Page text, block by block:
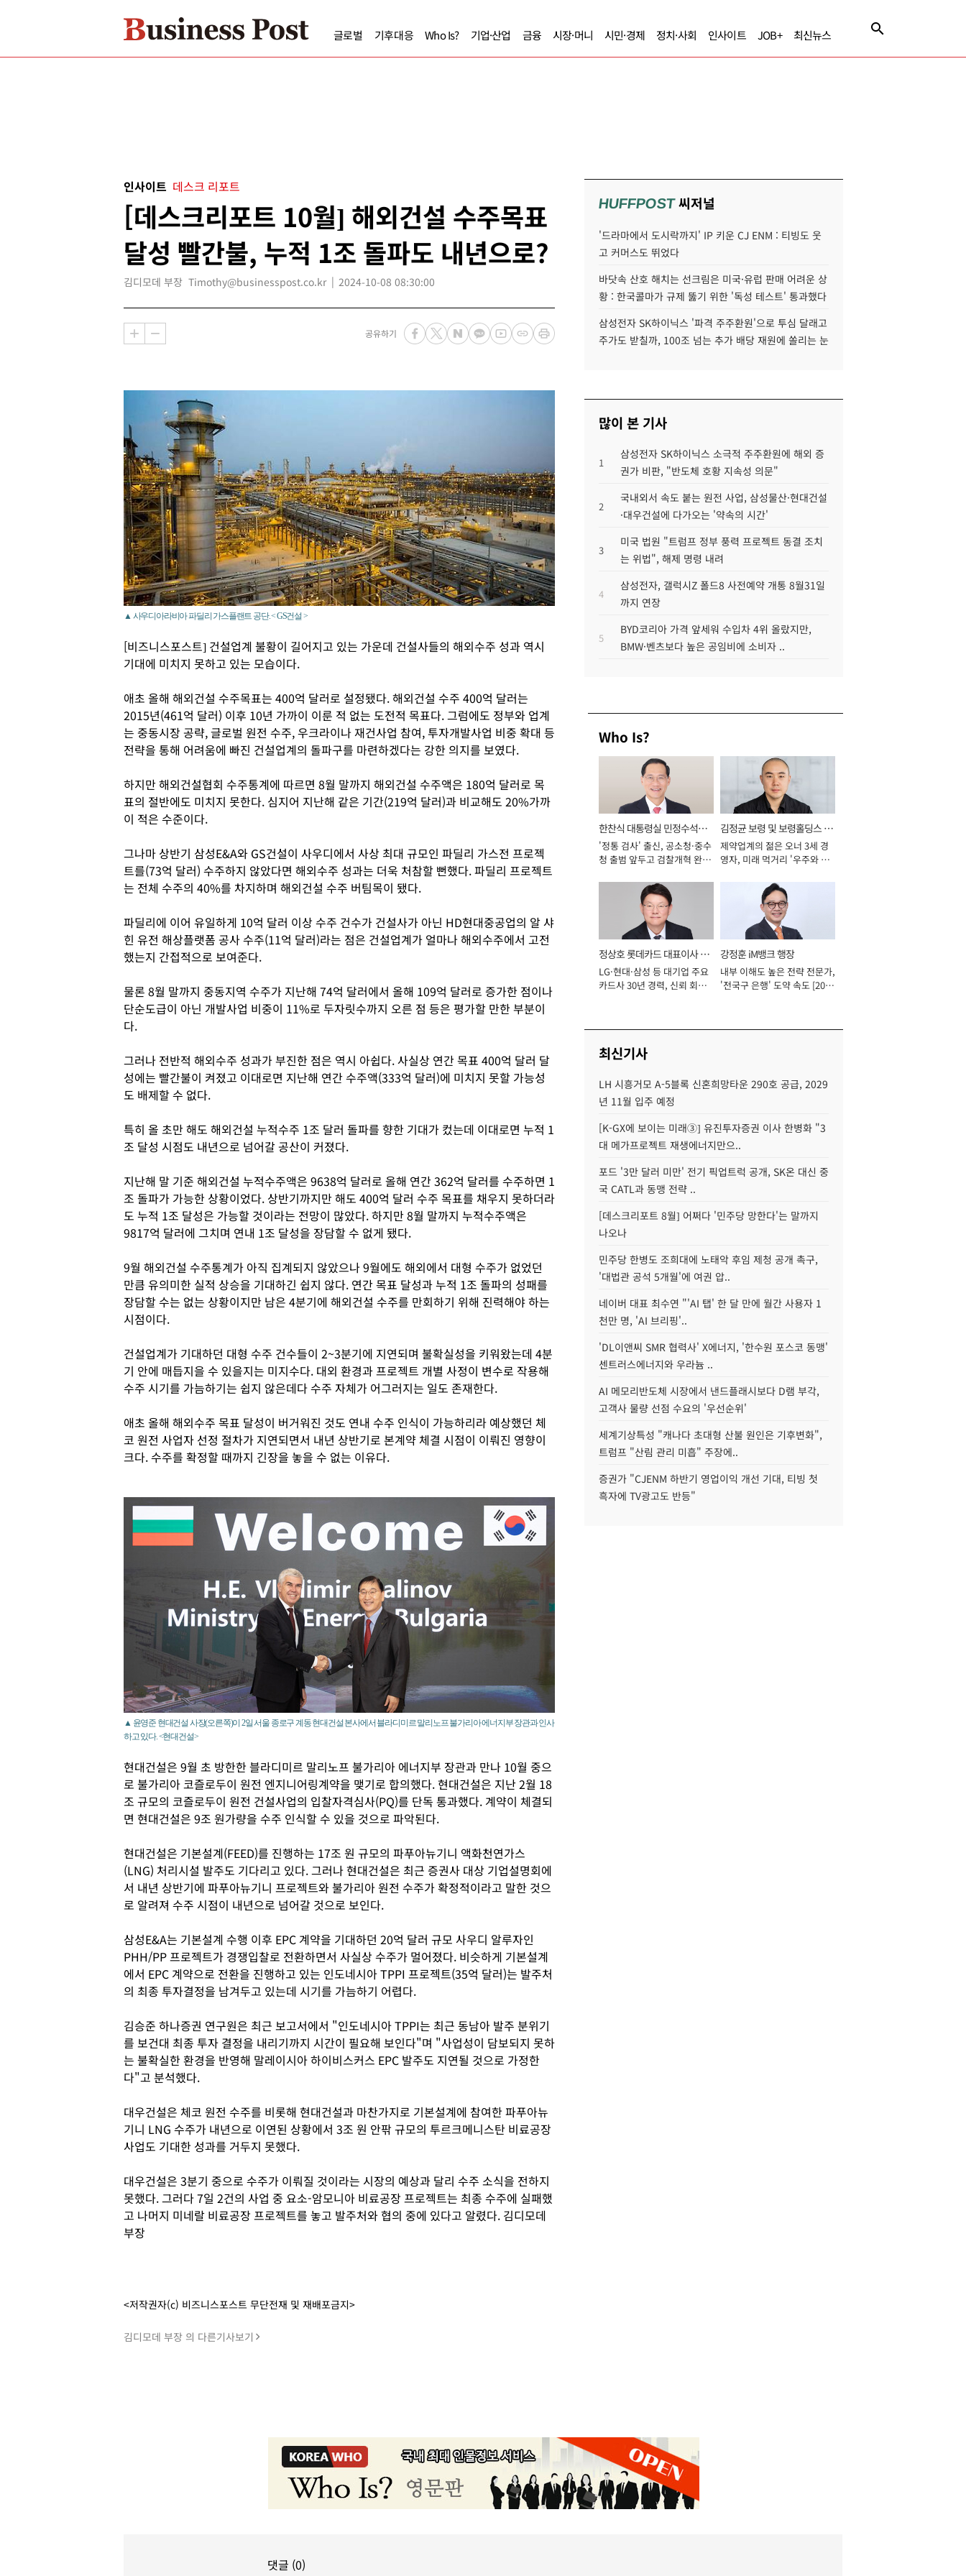
글로벌 기후대응 Who Is? 기업·산업 금융 시장·머니 시민·경제 정치·사회 인사이트 JOB+ 최신뉴스
인사이트 데스크 리포트
[데스크리포트 10월] 해외건설 수주목표
달성 빨간불, 누적 1조 돌파도 내년으로?
김디모데 부장 Timothy@businesspost.co.kr 2024-10-08 08:30:00
공유하기
▲ 사우디아라비아 파딜리 가스플랜트 공단. < GS건설 >
[비즈니스포스트] 건설업계 불황이 길어지고 있는 가운데 건설사들의 해외수주 성과 역시
기대에 미치지 못하고 있는 모습이다.
애초 올해 해외건설 수주목표는 400억 달러로 설정됐다. 해외건설 수주 400억 달러는
2015년(461억 달러) 이후 10년 가까이 이룬 적 없는 도전적 목표다. 그럼에도 정부와 업계
는 중동시장 공략, 글로벌 원전 수주, 우크라이나 재건사업 참여, 투자개발사업 비중 확대 등
전략을 통해 어려움에 빠진 건설업계의 돌파구를 마련하겠다는 강한 의지를 보였다.
하지만 해외건설협회 수주통계에 따르면 8월 말까지 해외건설 수주액은 180억 달러로 목
표의 절반에도 미치지 못한다. 심지어 지난해 같은 기간(219억 달러)과 비교해도 20%가까
이 적은 수준이다.
그나마 상반기 삼성E&A와 GS건설이 사우디에서 사상 최대 규모인 파딜리 가스전 프로젝
트를(73억 달러) 수주하지 않았다면 해외수주 성과는 더욱 처참할 뻔했다. 파딜리 프로젝트
는 전체 수주의 40%를 차지하며 해외건설 수주 버팀목이 됐다.
파딜리에 이어 유일하게 10억 달러 이상 수주 건수가 건설사가 아닌 HD현대중공업의 알 샤
힌 유전 해상플랫폼 공사 수주(11억 달러)라는 점은 건설업계가 얼마나 해외수주에서 고전
했는지 간접적으로 보여준다.
물론 8월 말까지 중동지역 수주가 지난해 74억 달러에서 올해 109억 달러로 증가한 점이나
단순도급이 아닌 개발사업 비중이 11%로 두자릿수까지 오른 점 등은 평가할 만한 부분이
다.
그러나 전반적 해외수주 성과가 부진한 점은 역시 아쉽다. 사실상 연간 목표 400억 달러 달
성에는 빨간불이 켜졌고 이대로면 지난해 연간 수주액(333억 달러)에 미치지 못할 가능성
도 배제할 수 없다.
특히 올 초만 해도 해외건설 누적수주 1조 달러 돌파를 향한 기대가 컸는데 이대로면 누적 1
조 달성 시점도 내년으로 넘어갈 공산이 커졌다.
지난해 말 기준 해외건설 누적수주액은 9638억 달러로 올해 연간 362억 달러를 수주하면 1
조 돌파가 가능한 상황이었다. 상반기까지만 해도 400억 달러 수주 목표를 채우지 못하더라
도 누적 1조 달성은 가능할 것이라는 전망이 많았다. 하지만 8월 말까지 누적수주액은
9817억 달러에 그치며 연내 1조 달성을 장담할 수 없게 됐다.
9월 해외건설 수주통계가 아직 집계되지 않았으나 9월에도 해외에서 대형 수주가 없었던
만큼 유의미한 실적 상승을 기대하긴 쉽지 않다. 연간 목표 달성과 누적 1조 돌파의 성패를
장담할 수는 없는 상황이지만 남은 4분기에 해외건설 수주를 만회하기 위해 진력해야 하는
시점이다.
건설업계가 기대하던 대형 수주 건수들이 2~3분기에 지연되며 불확실성을 키워왔는데 4분
기 안에 매듭지을 수 있을지는 미지수다. 대외 환경과 프로젝트 개별 사정이 변수로 작용해
수주 시기를 가늠하기는 쉽지 않은데다 수주 자체가 어그러지는 일도 존재한다.
애초 올해 해외수주 목표 달성이 버거워진 것도 연내 수주 인식이 가능하리라 예상했던 체
코 원전 사업자 선정 절차가 지연되면서 내년 상반기로 본계약 체결 시점이 이뤄진 영향이
크다. 수주를 확정할 때까지 긴장을 놓을 수 없는 이유다.
▲ 윤영준 현대건설 사장(오른쪽)이 2일 서울 종로구 계동 현대건설 본사에서 블라디미르 말리노프 불가리아 에너지부 장관과 인사
하고 있다. <현대건설>
현대건설은 9월 초 방한한 블라디미르 말리노프 불가리아 에너지부 장관과 만나 10월 중으
로 불가리아 코즐로두이 원전 엔지니어링계약을 맺기로 합의했다. 현대건설은 지난 2월 18
조 규모의 코즐로두이 원전 건설사업의 입찰자격심사(PQ)를 단독 통과했다. 계약이 체결되
면 현대건설은 9조 원가량을 수주 인식할 수 있을 것으로 파악된다.
현대건설은 기본설계(FEED)를 진행하는 17조 원 규모의 파푸아뉴기니 액화천연가스
(LNG) 처리시설 발주도 기다리고 있다. 그러나 현대건설은 최근 증권사 대상 기업설명회에
서 내년 상반기에 파푸아뉴기니 프로젝트와 불가리아 원전 수주가 확정적이라고 말한 것으
로 알려져 수주 시점이 내년으로 넘어갈 것으로 보인다.
삼성E&A는 기본설계 수행 이후 EPC 계약을 기대하던 20억 달러 규모 사우디 알루자인
PHH/PP 프로젝트가 경쟁입찰로 전환하면서 사실상 수주가 멀어졌다. 비슷하게 기본설계
에서 EPC 계약으로 전환을 진행하고 있는 인도네시아 TPPI 프로젝트(35억 달러)는 발주처
의 최종 투자결정을 남겨두고 있는데 시기를 가늠하기 어렵다.
김승준 하나증권 연구원은 최근 보고서에서 "인도네시아 TPPI는 최근 동남아 발주 분위기
를 보건대 최종 투자 결정을 내리기까지 시간이 필요해 보인다"며 "사업성이 담보되지 못하
는 불확실한 환경을 반영해 말레이시아 하이비스커스 EPC 발주도 지연될 것으로 가정한
다"고 분석했다.
대우건설은 체코 원전 수주를 비롯해 현대건설과 마찬가지로 기본설계에 참여한 파푸아뉴
기니 LNG 수주가 내년으로 이연된 상황에서 3조 원 안팎 규모의 투르크메니스탄 비료공장
사업도 기대한 성과를 거두지 못했다.
대우건설은 3분기 중으로 수주가 이뤄질 것이라는 시장의 예상과 달리 수주 소식을 전하지
못했다. 그러다 7일 2건의 사업 중 요소-암모니아 비료공장 프로젝트는 최종 수주에 실패했
고 나머지 미네랄 비료공장 프로젝트를 놓고 발주처와 협의 중에 있다고 알렸다. 김디모데
부장
<저작권자(c) 비즈니스포스트 무단전재 및 재배포금지>
김디모데 부장 의 다른기사보기
HUFFPOST씨저널
'드라마에서 도시락까지' IP 키운 CJ ENM : 티빙도 웃
고 커머스도 뛰었다
바닷속 산호 해치는 선크림은 미국·유럽 판매 어려운 상
황 : 한국콜마가 규제 뚫기 위한 '독성 테스트' 통과했다
삼성전자 SK하이닉스 '파격 주주환원'으로 투심 달래고
주가도 받칠까, 100조 넘는 추가 배당 재원에 쏠리는 눈
많이 본 기사
1
삼성전자 SK하이닉스 소극적 주주환원에 해외 증
권가 비판, "반도체 호황 지속성 의문"
2
국내외서 속도 붙는 원전 사업, 삼성물산·현대건설
·대우건설에 다가오는 '약속의 시간'
3
미국 법원 "트럼프 정부 풍력 프로젝트 동결 조치
는 위법", 해제 명령 내려
4
삼성전자, 갤럭시Z 폴드8 사전예약 개통 8월31일
까지 연장
5
BYD코리아 가격 앞세워 수입차 4위 올랐지만,
BMW·벤츠보다 높은 공임비에 소비자 ..
Who Is?
한찬식 대통령실 민정수석비
서관
'정통 검사' 출신, 공소청·중수
청 출범 앞두고 검찰개혁 완수
김정균 보령 및 보령홀딩스 대
표이사 사장
제약업계의 젊은 오너 3세 경
영자, 미래 먹거리 '우주와 헬
정상호 롯데카드 대표이사 사
장
LG·현대·삼성 등 대기업 주요
카드사 30년 경력, 신뢰 회복
강정훈 iM뱅크 행장
내부 이해도 높은 전략 전문가,
'전국구 은행' 도약 속도 [2026
최신기사
LH 시흥거모 A-5블록 신혼희망타운 290호 공급, 2029
년 11월 입주 예정
[K-GX에 보이는 미래③] 유진투자증권 이사 한병화 "3
대 메가프로젝트 재생에너지만으..
포드 '3만 달러 미만' 전기 픽업트럭 공개, SK온 대신 중
국 CATL과 동맹 전략 ..
[데스크리포트 8월] 어쩌다 '민주당 망한다'는 말까지
나오나
민주당 한병도 조희대에 노태악 후임 제청 공개 촉구,
'대법관 공석 5개월'에 여권 압..
네이버 대표 최수연 "'AI 탭' 한 달 만에 월간 사용자 1
천만 명, 'AI 브리핑'..
'DL이앤씨 SMR 협력사' X에너지, '한수원 포스코 동맹'
센트러스에너지와 우라늄 ..
AI 메모리반도체 시장에서 낸드플래시보다 D램 부각,
고객사 물량 선점 수요의 '우선순위'
세계기상특성 "캐나다 초대형 산불 원인은 기후변화",
트럼프 "산림 관리 미흡" 주장에..
증권가 "CJENM 하반기 영업이익 개선 기대, 티빙 첫
흑자에 TV광고도 반등"
댓글 (0)